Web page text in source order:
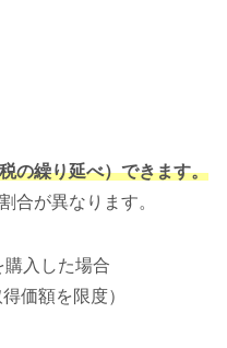
の繰り延べ）できます。
合が異なります。
入した場合
価額を限度）